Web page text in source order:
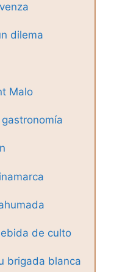
dilema
Malo
de culto
brigada blanca